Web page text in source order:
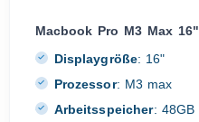
Macbook Pro M3 Max 16"
Displaygröße: 16"
Prozessor: M3 max
Arbeitsspeicher: 48GB